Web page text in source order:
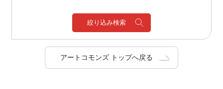
絞り込み検索
アートコモンズ トップへ戻る